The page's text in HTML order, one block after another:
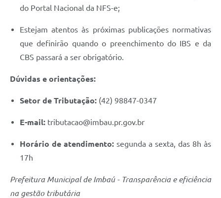
do Portal Nacional da NFS-e;
Estejam atentos às próximas publicações normativas
que definirão quando o preenchimento do IBS e da
CBS passará a ser obrigatório.
Dúvidas e orientações:
Setor de Tributação: (42) 98847-0347
E-mail: tributacao@imbau.pr.gov.br
Horário de atendimento: segunda a sexta, das 8h às
17h
Prefeitura Municipal de Imbaú - Transparência e eficiência
na gestão tributária